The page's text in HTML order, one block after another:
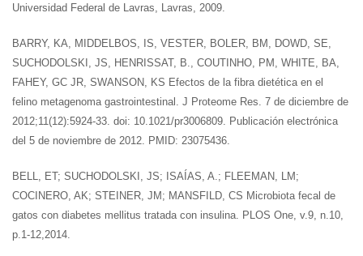
Universidad Federal de Lavras, Lavras, 2009.
BARRY, KA, MIDDELBOS, IS, VESTER, BOLER, BM, DOWD, SE,
SUCHODOLSKI, JS, HENRISSAT, B., COUTINHO, PM, WHITE, BA,
FAHEY, GC JR, SWANSON, KS Efectos de la fibra dietética en el
felino metagenoma gastrointestinal. J Proteome Res. 7 de diciembre de
2012;11(12):5924-33. doi: 10.1021/pr3006809. Publicación electrónica
del 5 de noviembre de 2012. PMID: 23075436.
BELL, ET; SUCHODOLSKI, JS; ISAÍAS, A.; FLEEMAN, LM;
COCINERO, AK; STEINER, JM; MANSFILD, CS Microbiota fecal de
gatos con diabetes mellitus tratada con insulina. PLOS One, v.9, n.10,
p.1-12,2014.